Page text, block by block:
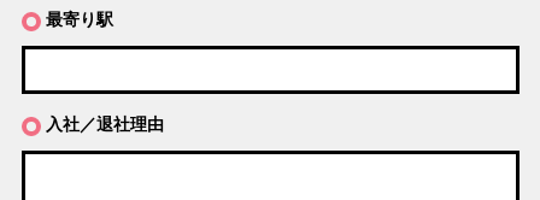
最寄り駅
入社／退社理由